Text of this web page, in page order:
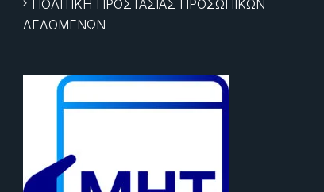
ΠΟΛΙΤΙΚΗ ΠΡΟΣΤΑΣΙΑΣ ΠΡΟΣΩΠΙΚΩΝ
ΔΕΔΟΜΕΝΩΝ